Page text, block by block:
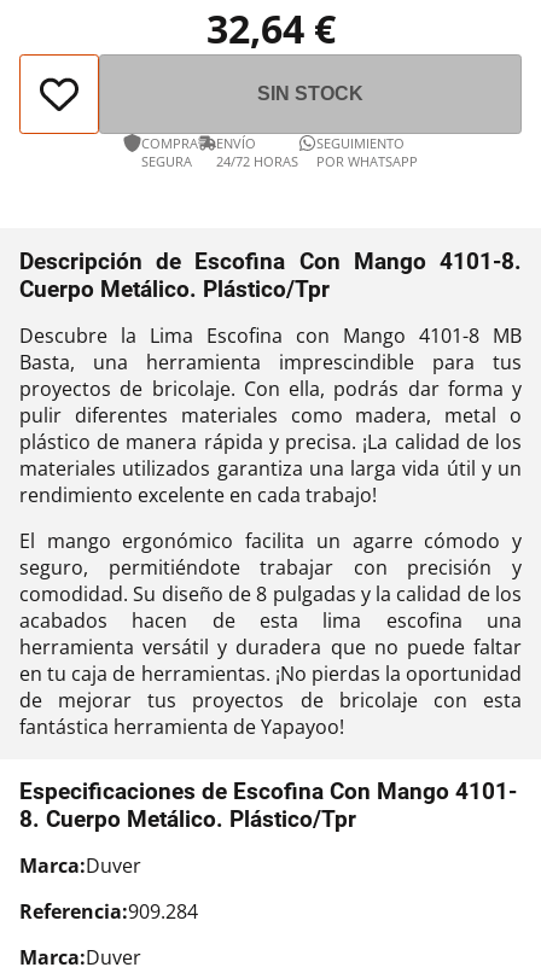
32,64 €
SIN STOCK
COMPRA
SEGURA
ENVÍO
24/72 HORAS
SEGUIMIENTO
POR WHATSAPP
Descripción de Escofina Con Mango 4101-8.
Cuerpo Metálico. Plástico/Tpr
Descubre la Lima Escofina con Mango 4101-8 MB
Basta, una herramienta imprescindible para tus
proyectos de bricolaje. Con ella, podrás dar forma y
pulir diferentes materiales como madera, metal o
plástico de manera rápida y precisa. ¡La calidad de los
materiales utilizados garantiza una larga vida útil y un
rendimiento excelente en cada trabajo!
El mango ergonómico facilita un agarre cómodo y
seguro, permitiéndote trabajar con precisión y
comodidad. Su diseño de 8 pulgadas y la calidad de los
acabados hacen de esta lima escofina una
herramienta versátil y duradera que no puede faltar
en tu caja de herramientas. ¡No pierdas la oportunidad
de mejorar tus proyectos de bricolaje con esta
fantástica herramienta de Yapayoo!
Especificaciones de Escofina Con Mango 4101-
8. Cuerpo Metálico. Plástico/Tpr
Marca:Duver
Referencia:909.284
Marca:Duver